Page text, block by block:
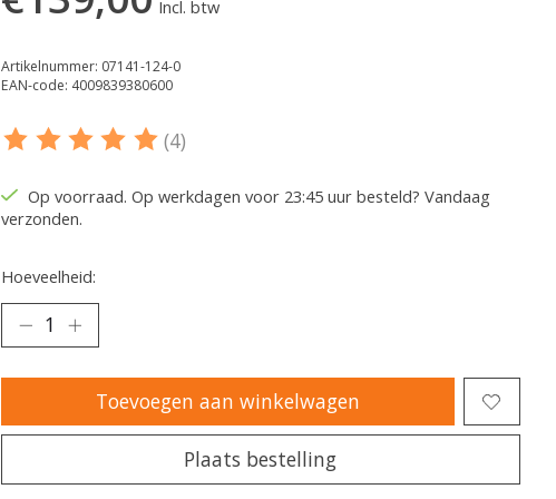
Incl. btw
Artikelnummer: 07141-124-0
EAN-code: 4009839380600
De beoordeling van dit product is
(4)
Op voorraad. Op werkdagen voor 23:45 uur besteld? Vandaag
verzonden.
Hoeveelheid:
Toevoegen aan winkelwagen
Plaats bestelling